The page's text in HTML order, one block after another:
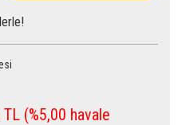
(%5,00 havale